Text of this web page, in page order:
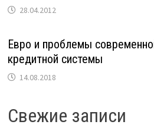
28.04.2012
Евро и проблемы
кредитной системы
14.08.2018
Свежие записи